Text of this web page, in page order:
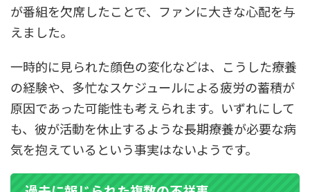
が番組を欠席したことで、ファンに大きな心配を与
えました。
一時的に見られた顔色の変化などは、こうした療養
の経験や、多忙なスケジュールによる疲労の蓄積が
原因であった可能性も考えられます。いずれにして
も、彼が活動を休止するような長期療養が必要な病
気を抱えているという事実はないようです。